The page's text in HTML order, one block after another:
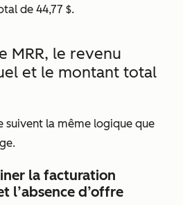
de 44,77 $.
MRR, le revenu
et le montant total
suivent la même logique que
la facturation
l’absence d’offre